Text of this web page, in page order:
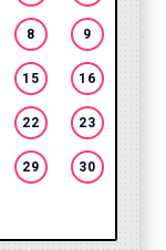
8 9
15 16
22 23
29 30
14
21
28